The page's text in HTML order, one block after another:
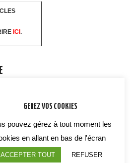
ICI .
GEREZ VOS COOKIES
pouvez gérez à tout moment les
en allant en bas de l'écran
ACCEPTER TOUT REFUSER